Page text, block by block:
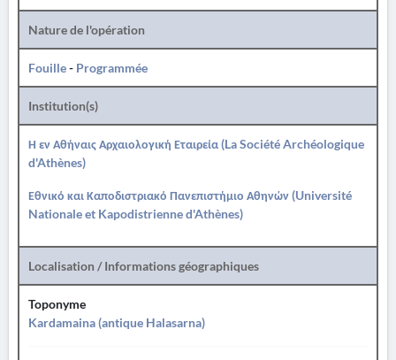
Nature de l'opération
Fouille- Programmée
Institution(s)
Η εν Αθήναις Αρχαιολογική Εταιρεία (La Société Archéologique
d'Athènes)
Εθνικό και Καποδιστριακό Πανεπιστήμιο Αθηνών (Université
Nationale et Kapodistrienne d'Athènes)
Localisation / Informations géographiques
Toponyme
Kardamaina (antique Halasarna)